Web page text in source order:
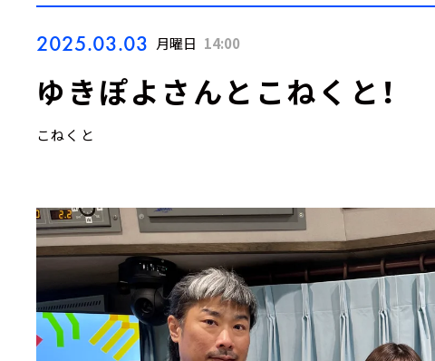
Podcast
2025.03.03 月曜日 14:00
ゆきぽよさんとこねくと！
こねくと